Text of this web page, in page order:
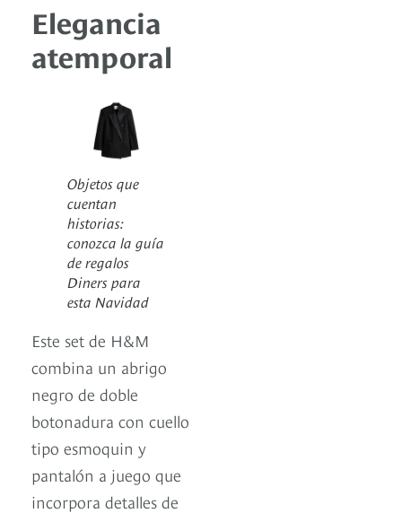
Elegancia
atemporal
Objetos que
cuentan
historias:
conozca la guía
de regalos
Diners para
esta Navidad
Este set de H&M
combina un abrigo
negro de doble
botonadura con cuello
tipo esmoquin y
pantalón a juego que
incorpora detalles de